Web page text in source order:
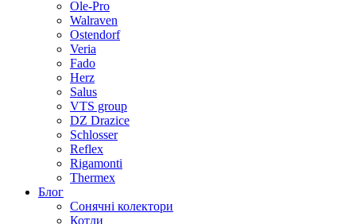
Ole-Pro
Walraven
Ostendorf
Veria
Fado
Herz
Salus
VTS group
DZ Drazice
Schlosser
Reflex
Rigamonti
Thermex
Блог
Сонячні колектори
Котли